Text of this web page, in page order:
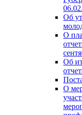
Об
О
Об
О